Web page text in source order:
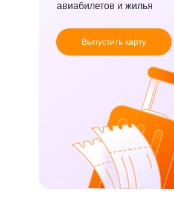
авиабилетов и жилья
Выпустить карту